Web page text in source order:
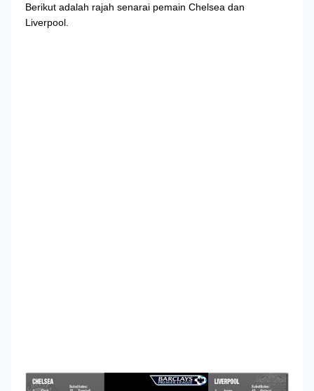
Berikut adalah rajah senarai pemain Chelsea dan
Liverpool.